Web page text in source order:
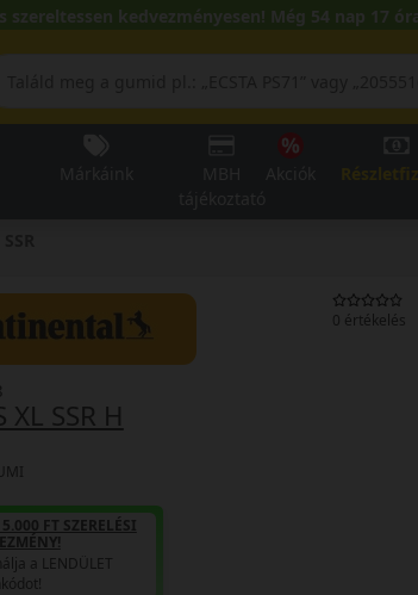
szereltessen kedvezményesen! Még 54 nap 17
0 értékelés
XL SSR H
FT SZERELÉSI
a LENDÜLET